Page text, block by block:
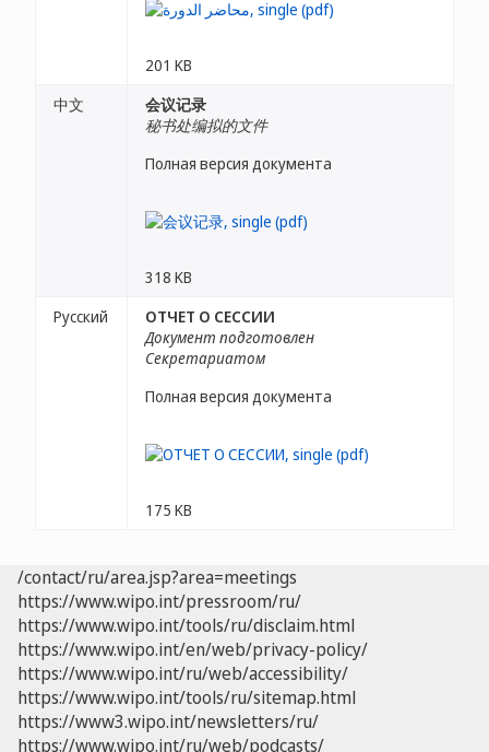
201 KB
中文
会议记录
秘书处编拟的文件
Полная версия документа
318 KB
Русский
ОТЧЕТ О СЕССИИ
Документ подготовлен
Секретариатом
Полная версия документа
175 KB
/contact/ru/area.jsp?area=meetings
https://www.wipo.int/pressroom/ru/
https://www.wipo.int/tools/ru/disclaim.html
https://www.wipo.int/en/web/privacy-policy/
https://www.wipo.int/ru/web/accessibility/
https://www.wipo.int/tools/ru/sitemap.html
https://www3.wipo.int/newsletters/ru/
https://www.wipo.int/ru/web/podcasts/